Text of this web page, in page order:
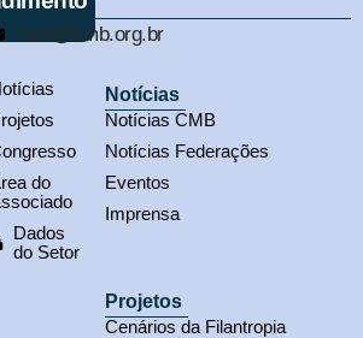
cmb@cmb.org.br
do
Dados
do Setor
Notícias
Notícias CMB
Notícias Federações
Eventos
Imprensa
Projetos
Cenários da Filantropia